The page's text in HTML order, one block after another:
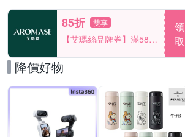
85折 雙享
【艾瑪絲品牌券】滿580
領
取
降價好物